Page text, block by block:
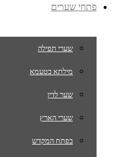
פתחי שערים
שערי תפילה
מילתא בטעמא
שער לדין
שערי הארץ
בפתח המקדש